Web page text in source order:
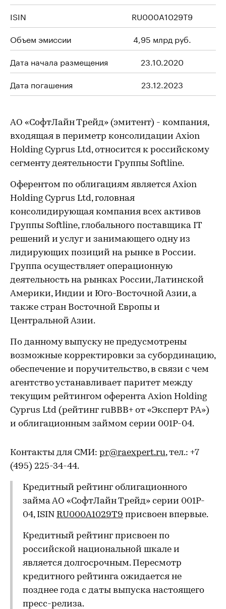
ISIN
RU000A1029T9
Объем эмиссии
4,95 млрд руб.
Дата начала размещения
23.10.2020
Дата погашения
23.12.2023
АО «СофтЛайн Трейд» (эмитент) - компания,
входящая в периметр консолидации Axion
Holding Cyprus Ltd, относится к российскому
сегменту деятельности Группы Softline.
Оферентом по облигациям является Axion
Holding Cyprus Ltd, головная
консолидирующая компания всех активов
Группы Softline, глобального поставщика IT
решений и услуг и занимающего одну из
лидирующих позиций на рынке в России.
Группа осуществляет операционную
деятельность на рынках России, Латинской
Америки, Индии и Юго-Восточной Азии, а
также стран Восточной Европы и
Центральной Азии.
По данному выпуску не предусмотрены
возможные корректировки за субординацию,
обеспечение и поручительство, в связи с чем
агентство устанавливает паритет между
текущим рейтингом оферента Axion Holding
Cyprus Ltd (рейтинг ruBBB+ от «Эксперт РА»)
и облигационным займом серии 001P-04.
Контакты для СМИ: pr@raexpert.ru, тел.: +7
(495) 225-34-44.
Кредитный рейтинг облигационного
займа АО «СофтЛайн Трейд» серии 001P-
04, ISIN RU000A1029T9 присвоен впервые.
Кредитный рейтинг присвоен по
российской национальной шкале и
является долгосрочным. Пересмотр
кредитного рейтинга ожидается не
позднее года с даты выпуска настоящего
пресс-релиза.